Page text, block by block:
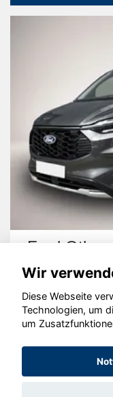
Ford Other
©
Wir
Diese Webseite
Technologien, um
um